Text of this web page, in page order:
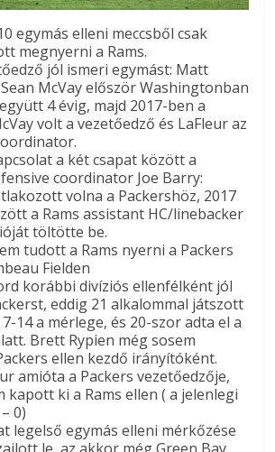
egymás elleni meccsből csak
megnyerni a Rams.
jól ismeri egymást: Matt
McVay először Washingtonban
4 évig, majd 2017-ben a
volt a vezetőedző és LaFleur az
a két csapat között a
coordinator Joe Barry:
volna a Packershöz, 2017
a Rams assistant HC/linebacker
töltötte be.
tudott a Rams nyerni a Packers
Fielden
korábbi divíziós ellenfélként jól
eddig 21 alkalommal játszott
14 a mérlege, és 20-szor adta el a
Brett Rypien még sosem
ellen kezdő irányítóként.
amióta a Packers vezetőedzője,
kapott ki a Rams ellen ( a jelenlegi
0)
legelső egymás elleni mérkőzése